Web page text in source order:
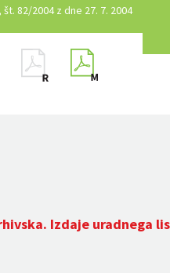
82/2004 z dne 27. 7. 2004
Izdaje uradnega